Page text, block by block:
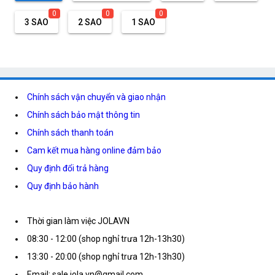
3 SAO
0
2 SAO
0
1 SAO
0
Chính sách vận chuyển và giao nhận
Chính sách bảo mật thông tin
Chính sách thanh toán
Cam kết mua hàng online đảm bảo
Quy định đổi trả hàng
Quy định bảo hành
Thời gian làm việc JOLAVN
08:30 - 12:00 (shop nghỉ trưa 12h-13h30)
13:30 - 20:00 (shop nghỉ trưa 12h-13h30)